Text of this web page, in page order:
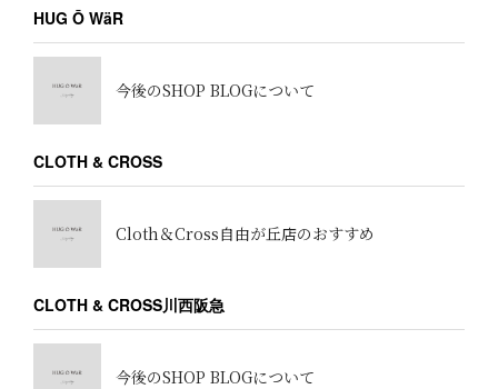
HUG Ō WäR
今後のSHOP BLOGについて
CLOTH & CROSS
Cloth＆Cross自由が丘店のおすすめ
CLOTH & CROSS川西阪急
今後のSHOP BLOGについて